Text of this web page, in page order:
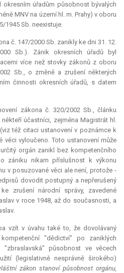
úřadům působnost bývalých
MNV na území hl. m. Prahy) v oboru
1945 Sb. neexistuje.
č. 147/2000 Sb. zanikly ke dni 31. 12.
Sb.). Zánik okresních úřadů byl
více než stovky zákonů z oboru
Sb., o změně a zrušení některých
činnosti okresních úřadů, s datem
zákona č. 320/2002 Sb., článku
účastníci, zejména Magistrát hl.
též citaci ustanovení v poznámce k
vyloučeno. Toto ustanovení může
orgán zanikl bez kompetenčního
zániku nikam příslušnost k výkonu
v posuzované věci ale není, protože -
dovodit postupný a nepřerušený
zrušení národní správy, zavedené
v roce 1948, až do současnosti, a
vzít v úvahu také to, že dovolávaný
"dědictví" po zaniklých
působnost ve věcech
(legislativně nesprávně širokého)
zákon stanoví působnost orgánu,